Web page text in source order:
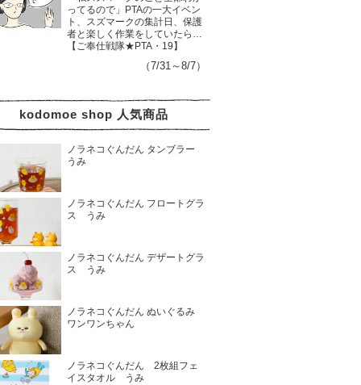
ってるので」PTAの一大イベン
ト、スズマークの集計日、保護
者と楽しく作業をしていたら…
【ご奉仕戦隊★PTA・19】
（7/31～8/7）
kodomoe shop 人気商品
ノラネコぐんだん タンブラー
うみ
ノラネコぐんだん フロートグラ
ス うみ
ノラネコぐんだん デザートグラ
ス うみ
ノラネコぐんだん ぬいぐるみ
ワンワンちゃん
ノラネコぐんだん 2枚組フェ
イスタオル うみ